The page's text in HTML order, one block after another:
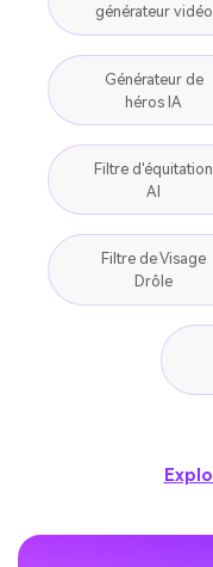
générateur vidéo
Générateur de
héros IA
Filtre d'équitation
AI
Filtre de Visage
Drôle